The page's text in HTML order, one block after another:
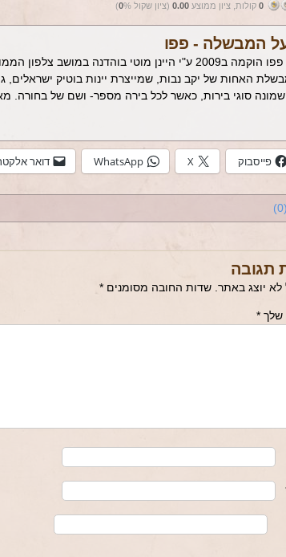
0 קולות, ציון ממוצע 0.00 (ציון שקול 0%)
המבשלה - פפו
מבשלת פפו הוקמה ב2009 ע"י היינן מוטי בוהדנה
האחות של יקב נבות, שמייצרת יינות בוטיק
שמונה סוגי בירות, כאשר לכל בירה מספר- ושם של בחורה.
פייסבוק X
WhatsApp דואר
תגובה
לא יוצג באתר. שדות החובה מסומנים *
שלך *